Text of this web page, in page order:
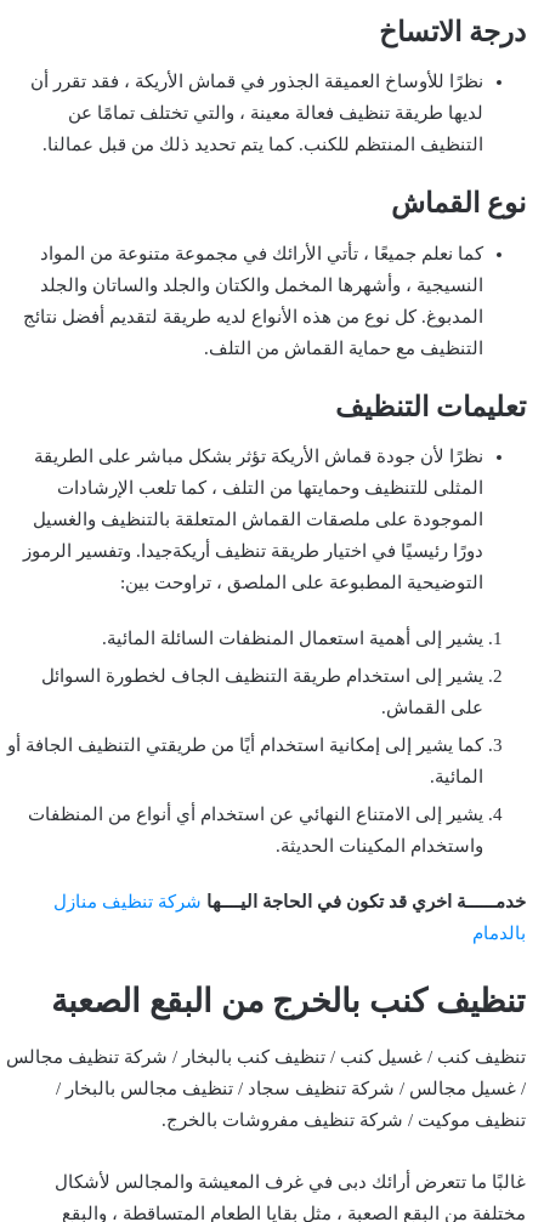
درجة الاتساخ
نظرًا للأوساخ العميقة الجذور في قماش الأريكة ، فقد تقرر أن
لديها طريقة تنظيف فعالة معينة ، والتي تختلف تمامًا عن
التنظيف المنتظم للكنب. كما يتم تحديد ذلك من قبل عمالنا.
نوع القماش
كما نعلم جميعًا ، تأتي الأرائك في مجموعة متنوعة من المواد
النسيجية ، وأشهرها المخمل والكتان والجلد والساتان والجلد
المدبوغ. كل نوع من هذه الأنواع لديه طريقة لتقديم أفضل نتائج
التنظيف مع حماية القماش من التلف.
تعليمات التنظيف
نظرًا لأن جودة قماش الأريكة تؤثر بشكل مباشر على الطريقة
المثلى للتنظيف وحمايتها من التلف ، كما تلعب الإرشادات
الموجودة على ملصقات القماش المتعلقة بالتنظيف والغسيل
دورًا رئيسيًا في اختيار طريقة تنظيف أريكةجيدا. وتفسير الرموز
التوضيحية المطبوعة على الملصق ، تراوحت بين:
يشير إلى أهمية استعمال المنظفات السائلة المائية.
يشير إلى استخدام طريقة التنظيف الجاف لخطورة السوائل
على القماش.
كما يشير إلى إمكانية استخدام أيًا من طريقتي التنظيف الجافة أو
المائية.
يشير إلى الامتناع النهائي عن استخدام أي أنواع من المنظفات
واستخدام المكينات الحديثة.
خدمــــــة اخري قد تكون في الحاجة اليــــها شركة تنظيف منازل
بالدمام
تنظيف كنب بالخرج من البقع الصعبة
تنظيف كنب / غسيل كنب / تنظيف كنب بالبخار / شركة تنظيف مجالس
/ غسيل مجالس / شركة تنظيف سجاد / تنظيف مجالس بالبخار /
تنظيف موكيت / شركة تنظيف مفروشات بالخرج.
غالبًا ما تتعرض أرائك دبى في غرف المعيشة والمجالس لأشكال
مختلفة من البقع الصعبة ، مثل بقايا الطعام المتساقطة ، والبقع